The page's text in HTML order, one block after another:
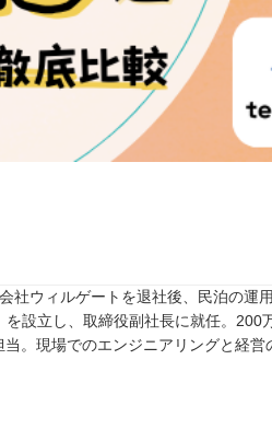
社ウィルゲートを退社後、民泊の運
設立し、取締役副社長に就任。200
。現場でのエンジニアリングと経営